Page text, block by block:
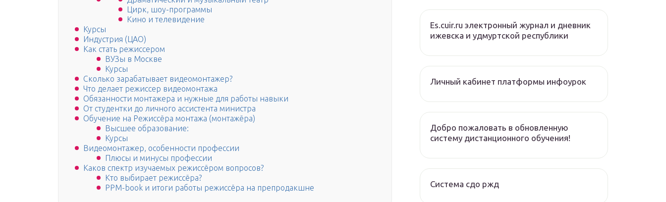
Цирк, шоу-программы
Кино и телевидение
Курсы
Индустрия (ЦАО)
Как стать режиссером
ВУЗы в Москве
Курсы
Сколько зарабатывает видеомонтажер?
Что делает режиссер видеомонтажа
Обязанности монтажера и нужные для работы навыки
От студентки до личного ассистента министра
Обучение на Режиссёра монтажа (монтажёра)
Высшее образование:
Курсы
Видеомонтажер, особенности профессии
Плюсы и минусы профессии
Каков спектр изучаемых режиссёром вопросов?
Кто выбирает режиссёра?
PPM-book и итоги работы режиссёра на препродакшне
Es.cuir.ru электронный журнал и дневник
ижевска и удмуртской республики
Личный кабинет платформы инфоурок
Добро пожаловать в обновленную
систему дистанционного обучения!
Система сдо ржд